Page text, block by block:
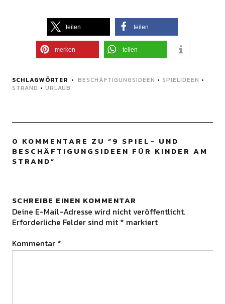
teilen teilen
merken teilen
SCHLAGWÖRTER BESCHÄFTIGUNGSIDEEN • SPIELIDEEN •
STRAND • URLAUB
0 KOMMENTARE ZU “9 SPIEL- UND
BESCHÄFTIGUNGSIDEEN FÜR KINDER AM
STRAND”
SCHREIBE EINEN KOMMENTAR
Deine E-Mail-Adresse wird nicht veröffentlicht.
Erforderliche Felder sind mit * markiert
Kommentar *